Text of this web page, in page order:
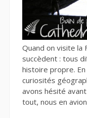
Quand on visite la
succèdent : tous
histoire propre.
curiosités
avons hésité
tout, nous en